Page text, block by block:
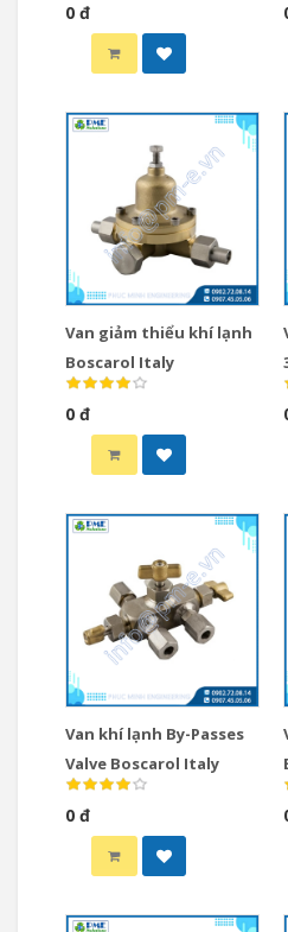
0 đ
Van giảm thiểu khí lạnh
Boscarol Italy
0 đ
Van khí lạnh By-Passes
Valve Boscarol Italy
0 đ